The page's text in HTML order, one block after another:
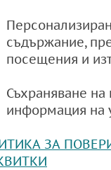
ФАО отчете
17:38
от „Дяволът
съдържание,
посещения и
Съхраняване
информация на
ЗА